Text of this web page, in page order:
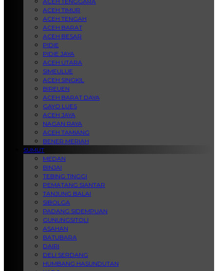
ACEH TIMUR
ACEH TENGAH
ACEH BARAT
ACEH BESAR
PIDIE
PIDIE JAYA
ACEH UTARA
SIMEULUE
ACEH SINGKIL
BIREUEN
ACEH BARAT DAYA
GAYO LUES
ACEH JAYA
NAGAN RAYA
ACEH TAMIANG
BENER MERIAH
SUMUT
MEDAN
BINJAI
TEBING TINGGI
PEMATANG SIANTAR
TANJUNG BALAI
SIBOLGA
PADANG SIDEMPUAN
GUNUNGSITOLI
ASAHAN
BATUBARA
DAIRI
DELI SERDANG
HUMBANG HASUNDUTAN